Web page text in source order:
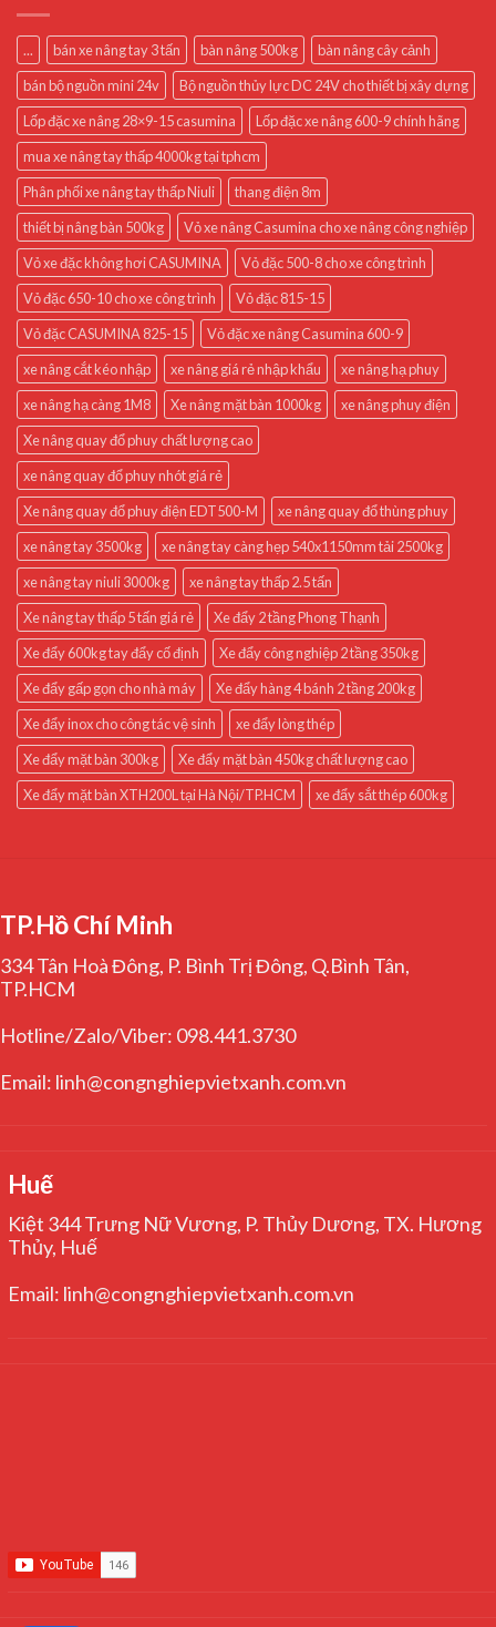
... bán xe nâng tay 3 tấn bàn nâng 500kg
bàn nâng cây cảnh
bán bộ nguồn mini 24v
Bộ nguồn thủy lực DC 24V cho thiết bị xây dựng
Lốp đặc xe nâng 28×9-15 casumina
Lốp đặc xe nâng 600-9 chính hãng
mua xe nâng tay thấp 4000kg tại tphcm
Phân phối xe nâng tay thấp Niuli
thang điện 8m
thiết bị nâng bàn 500kg
Vỏ xe nâng Casumina cho xe nâng công nghiệp
Vỏ xe đặc không hơi CASUMINA
Vỏ đặc 500-8 cho xe công trình
Vỏ đặc 650-10 cho xe công trình
Vỏ đặc 815-15
Vỏ đặc CASUMINA 825-15
Vỏ đặc xe nâng Casumina 600-9
xe nâng cắt kéo nhập
xe nâng giá rẻ nhập khẩu
xe nâng hạ phuy
xe nâng hạ càng 1M8
Xe nâng mặt bàn 1000kg
xe nâng phuy điện
Xe nâng quay đổ phuy chất lượng cao
xe nâng quay đổ phuy nhót giá rẻ
Xe nâng quay đổ phuy điện EDT500-M
xe nâng quay đổ thùng phuy
xe nâng tay 3500kg
xe nâng tay càng hẹp 540x1150mm tải 2500kg
xe nâng tay niuli 3000kg
xe nâng tay thấp 2.5 tấn
Xe nâng tay thấp 5 tấn giá rẻ
Xe đẩy 2 tầng Phong Thạnh
Xe đẩy 600kg tay đẩy cố định
Xe đẩy công nghiệp 2 tầng 350kg
Xe đẩy gấp gọn cho nhà máy
Xe đẩy hàng 4 bánh 2 tầng 200kg
Xe đẩy inox cho công tác vệ sinh
xe đẩy lòng thép
Xe đẩy mặt bàn 300kg
Xe đẩy mặt bàn 450kg chất lượng cao
Xe đẩy mặt bàn XTH200L tại Hà Nội/TP.HCM
xe đẩy sắt thép 600kg
TP.Hồ Chí Minh
334 Tân Hoà Đông, P. Bình Trị Đông, Q.Bình Tân,
TP.HCM
Hotline/Zalo/Viber: 098.441.3730
Email: linh@congnghiepvietxanh.com.vn
Huế
Kiệt 344 Trưng Nữ Vương, P. Thủy Dương, TX. Hương
Thủy, Huế
Email: linh@congnghiepvietxanh.com.vn